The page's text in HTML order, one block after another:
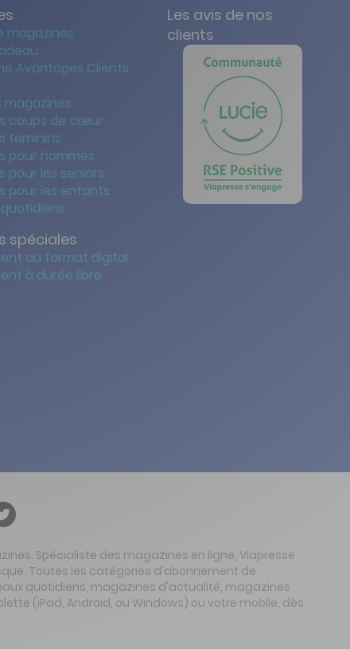
magazines
Avantages Clients
magazines
coups de cœur
féminins
pour hommes
pour les seniors
pour les enfants
spéciales
au format digital
à durée libre
Les avis de nos
clients
Spécialiste des magazines en ligne, Viapresse
Toutes les catégories d'abonnement de
quotidiens, magazines d'actualité, magazines
(iPad, Android, ou Windows) ou votre mobile, dès